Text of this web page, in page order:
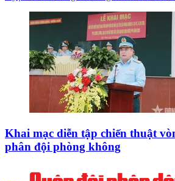
Khai mạc diễn tập chiến thuật
phân đội phòng không